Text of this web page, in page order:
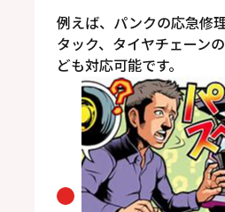
例えば、パンクの応急修
タック、タイヤチェーン
ども対応可能です。